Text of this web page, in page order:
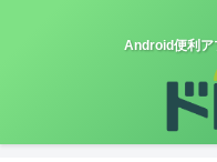
Android便利ア